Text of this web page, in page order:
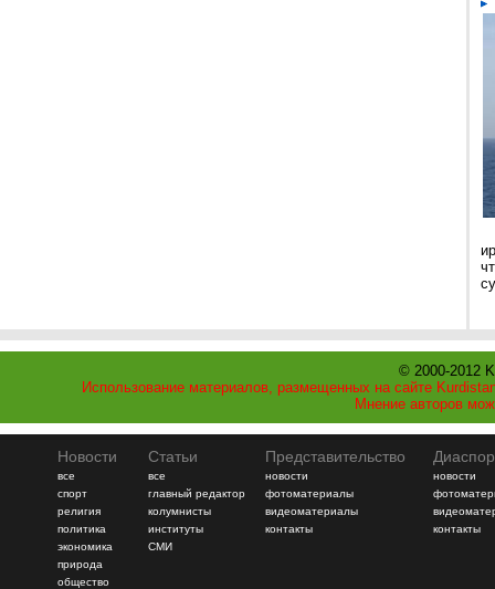
© 2000-2012
Использование материалов, размещенных на сайте
Мнение авторов
Новости
все
спорт
религия
политика
экономика
природа
общество
Статьи
все
главный редактор
колумнисты
институты
СМИ
Представительство
новости
фотоматериалы
видеоматериалы
контакты
новости
контакты